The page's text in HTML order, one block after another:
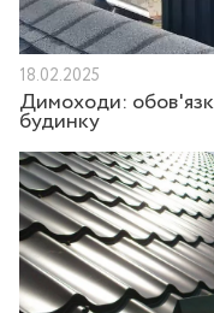
18.02.2025
Димоходи:
будинку